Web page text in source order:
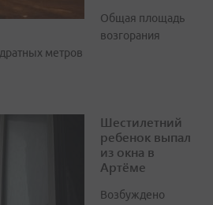
Общая площадь
возгорания
метров
Шестилетний
ребенок выпал
из окна в
Артёме
Возбуждено